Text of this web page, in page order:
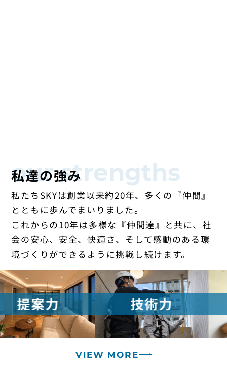
our strengths
私達の強み
私たちSKYは創業以来約20年、多くの『仲間』
とともに歩んでまいりました。
これからの10年は多様な『仲間達』と共に、社
会の安心、安全、快適さ、そして感動のある環
境づくりができるように挑戦し続けます。
技術力 多角的
VIEW MORE